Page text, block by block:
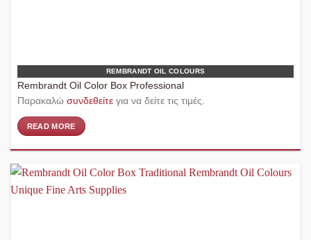
REMBRANDT OIL COLOURS
Rembrandt Oil Color Box Professional
Παρακαλώ συνδεθείτεγια να δείτε τις τιμές.
READ MORE